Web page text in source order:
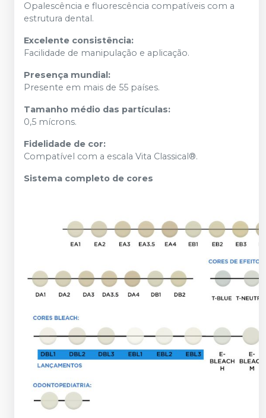
Opalescência e fluorescência compatíveis com a
estrutura dental.
Excelente consistência:
Facilidade de manipulação e aplicação.
Presença mundial:
Presente em mais de 55 países.
Tamanho médio das partículas:
0,5 mícrons.
Fidelidade de cor:
Compatível com a escala Vita Classical®.
Sistema completo de cores